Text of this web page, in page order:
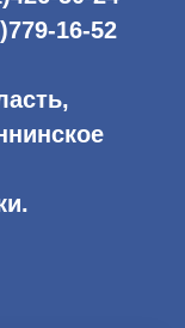
16-52